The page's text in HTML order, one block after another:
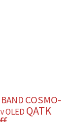
BAND COSMO-
OLED QATK